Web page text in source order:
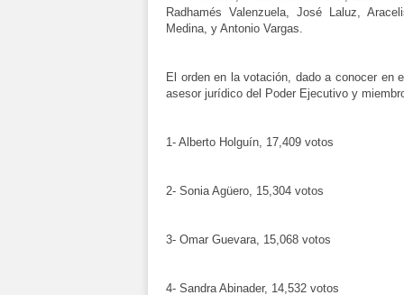
Radhamés Valenzuela, José Laluz,
Medina, y Antonio Vargas.
El orden en la votación, dado a conocer en
asesor jurídico del Poder Ejecutivo y
1- Alberto Holguín, 17,409 votos
2- Sonia Agüero, 15,304 votos
3- Omar Guevara, 15,068 votos
4- Sandra Abinader, 14,532 votos